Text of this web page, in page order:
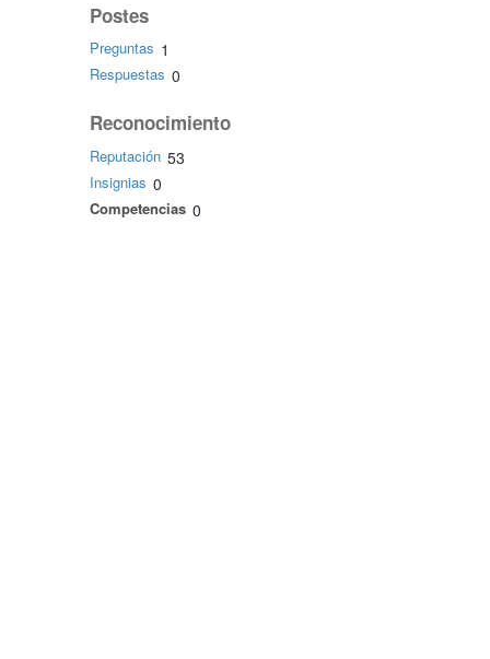
Postes
Preguntas 1
Respuestas 0
Reconocimiento
Reputación 53
Insignias 0
Competencias 0